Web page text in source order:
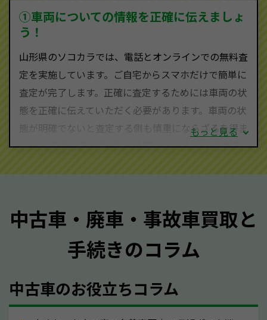
を実現し、お客様に利益を還元することができるので
す。
590-870）までお問い合わせ下さい。
査定・ご相談・見積もりはすべて無料で行います。安
心してお問い合わせください。
①車両についての情報を正確に伝えましょ
う！
山形県のソコカラでは、電話とオンラインでの無料査
定を実施しています。ご自宅からスマホだけで簡単に
査定が完了します。正確に査定するためには車両の状
態を正確に伝えていただく必要があります。車両の状
態が明確でないと査定する側も慎重にならざるを得ま
せん。廃車・事故車査定する際はできるだけ車検証を
質問させていただく内容は以下の通りとなります。
メーカー／車種
型式／グレード
走行距離（例：約〇万キロ）
もっと見る
中古車・廃車・事故車買取と
手続きのコラム
中古車のお役立ちコラム